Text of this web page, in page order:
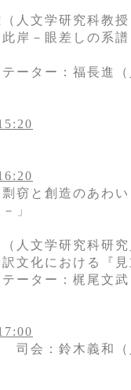
人文学研究科教
此岸－眼差しの系
ーター：福長進
窃と創造のあわ
」
人文学研究科研
訳文化における『
ーター：梶尾文
司会：鈴木義和（